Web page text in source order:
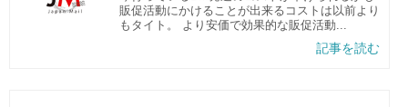
販促活動にかけることが出来るコストは以前より
もタイト。 より安価で効果的な販促活動...
記事を読む